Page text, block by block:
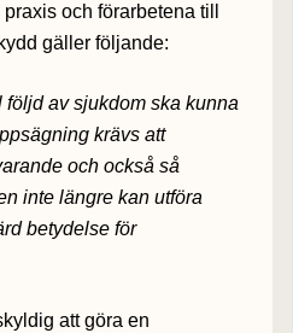
och förarbetena till
gäller följande:
av sjukdom ska kunna
krävs att
och också så
inte längre kan utföra
betydelse för
att göra en